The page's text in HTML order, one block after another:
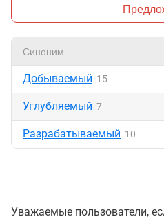
Синоним
Добываемый 15
Углубляемый 7
Разрабатываемый 10
Уважаемые пользователи,